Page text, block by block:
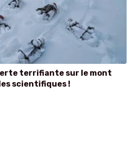
terrifiante sur le mont
scientifiques !